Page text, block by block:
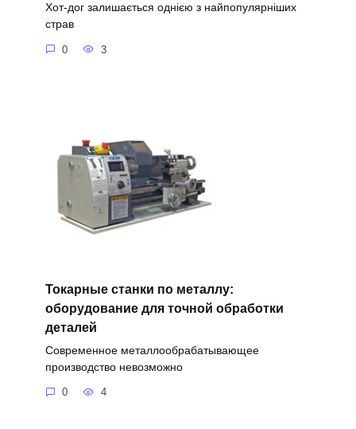
Хот-дог залишається однією з найпопулярніших
страв
0 3
Токарные станки по металлу:
оборудование для точной обработки
деталей
Современное металлообрабатывающее
производство невозможно
0 4